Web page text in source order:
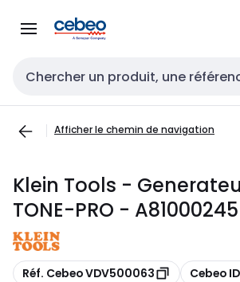
navigationau
Entrée de recherche
Afficher le chemin de navigation
Klein Tools -
TONE-PRO - A81000245
Copier
Réf. Cebeo VDV500063 Copier
Cebeo